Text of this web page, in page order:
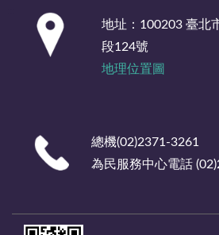
地址：100203 臺北
段124號
地理位置圖
總機(02)2371-3261
為民服務中心電話